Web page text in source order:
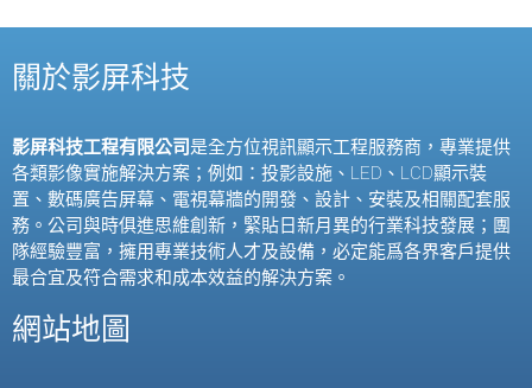
關於影屏科技
影屏科技工程有限公司是全方位視訊顯示工程服務商，專業提供
各類影像實施解決方案；例如：投影設施、 LED 、 LCD顯示裝
置、數碼廣告屏幕、電視幕牆的開發、設計、安裝及相關配套服
務。公司與時俱進思維創新，緊貼日新月異的行業科技發展；團
隊經驗豐富，擁用專業技術人才及設備，必定能爲各界客戶提供
最合宜及符合需求和成本效益的解決方案。
網站地圖